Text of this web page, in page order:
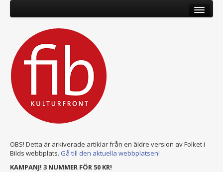
OBS! Detta är arkiverade artiklar från en äldre version av Folket i
Bilds webbplats. Gå till den aktuella webbplatsen!
KAMPANJ! 3 NUMMER FÖR 50 KR!